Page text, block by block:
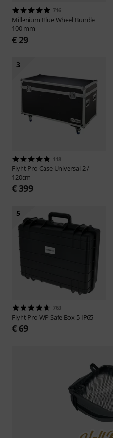
716
Millenium Blue Wheel Bundle
100 mm
€ 29
3
118
Flyht Pro Case Universal 2 /
120cm
€ 399
5
763
Flyht ProWP Safe Box 5 IP65
€ 69